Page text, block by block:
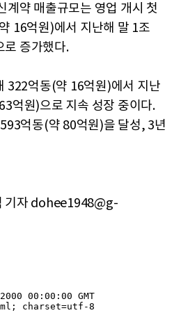
계약 매출규모는 영업 개시 첫
16억원)에서 지난해 말 1조
로 증가했다.
322억동(약 16억원)에서 지난
억원)으로 지속 성장 중이다.
억동(약 80억원)을 달성, 3년
기자 dohee1948@g-